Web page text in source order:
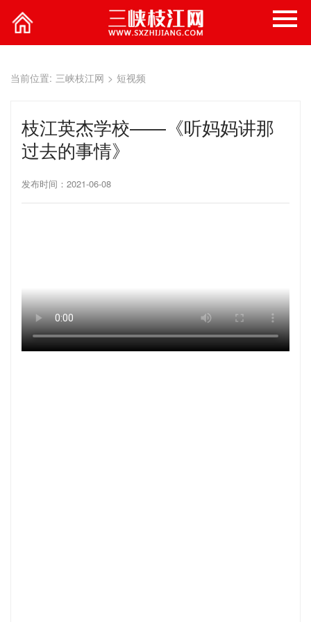
当前位置: 三峡枝江网 > 短视频
枝江英杰学校——《听妈妈讲那
过去的事情》
发布时间：2021-06-08